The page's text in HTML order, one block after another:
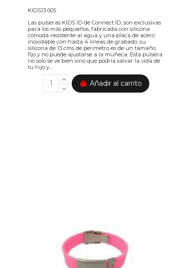
KIDS13 005
Las pulseras KIDS ID de Connect ID, son exclusivas
para los más pequeños, fabricada con silicona
cómoda resistente al agua y una placa de acero
inoxidable con hasta 4 líneas de grabado, su
silicona de 13 cms de perímetro es de un tamaño
fijo y no puede ajustarse a la muñeca. Esta pulsera
no solo se ve bien sino que podría salvar la vida de
tu hijo y...
Añadir al carrito